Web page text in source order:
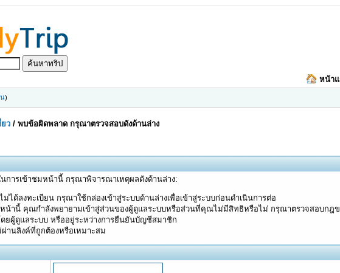
หน้า
น)
ว /พบข้อผิดพลาด กรุณาตรวจสอบดังด้านล่าง
การเข้าชมหน้านี้ กรุณาพิจารณาเหตุผลดังด้านล่าง:
ได้ลงทะเบียน กรุณาใช้กล่องเข้าสู่ระบบด้านล่างเพื่อเข้าสู่ระบบก่อนดำเนินการต่อ
านี้ คุณกำลังพยายามเข้าสู่ส่วนของผู้ดูแลระบบหรือส่วนที่คุณไม่มีสิทธิหรือไม่ กรุณาตรวจสอบกฎข
ผู้ดูแลระบบ หรืออยู่ระหว่างการยืนยันบัญชีสมาชิก
านลิงค์ที่ถูกต้องหรือเหมาะสม